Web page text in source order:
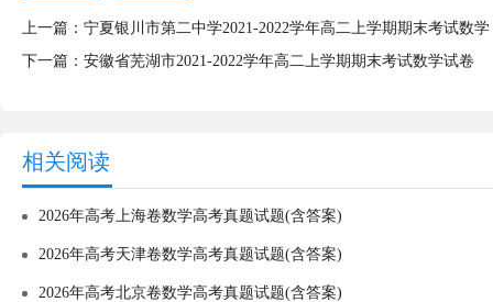
上一篇： 宁夏银川市第二中学2021-2022学年高二上学期期末考试数
下一篇： 安徽省芜湖市2021-2022学年高二上学期期末考试数学试卷
相关阅读
2026年高考上海卷数学高考真题试题(含答案)
2026年高考天津卷数学高考真题试题(含答案)
2026年高考北京卷数学高考真题试题(含答案)